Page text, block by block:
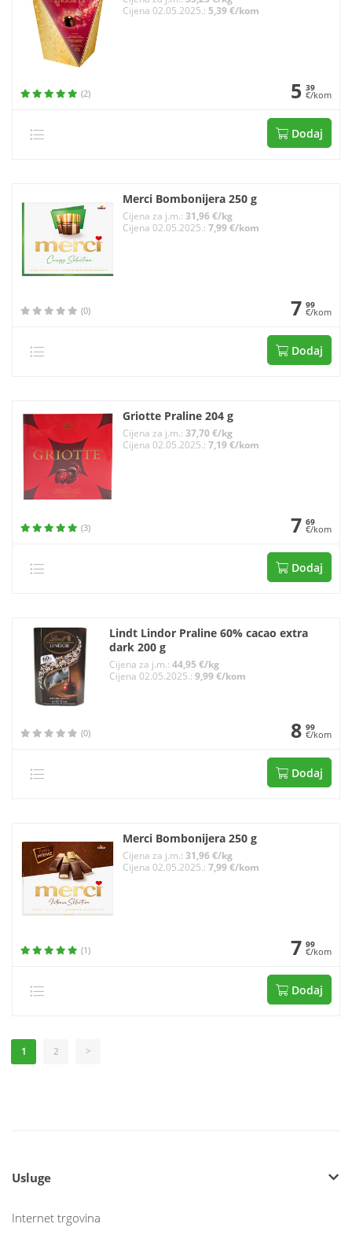
Cijena 02.05.2025.: 5,39 €/kom
(2) 5 39
€/kom
Dodaj
Merci Bombonijera 250 g
Cijena za j.m.: 31,96 €/kg
Cijena 02.05.2025.: 7,99 €/kom
(0) 7 99
€/kom
Dodaj
Griotte Praline 204 g
Cijena za j.m.: 37,70 €/kg
Cijena 02.05.2025.: 7,19 €/kom
(3) 7 69
€/kom
Dodaj
Lindt Lindor Praline 60% cacao extra
dark 200 g
Cijena za j.m.:44,95 €/kg
Cijena 02.05.2025.:9,99 €/kom
(0) 8 99
€/kom
Dodaj
Merci Bombonijera 250 g
Cijena za j.m.: 31,96 €/kg
Cijena 02.05.2025.: 7,99 €/kom
(1) 7 99
€/kom
Dodaj
1 2 >
Usluge
Internet trgovina